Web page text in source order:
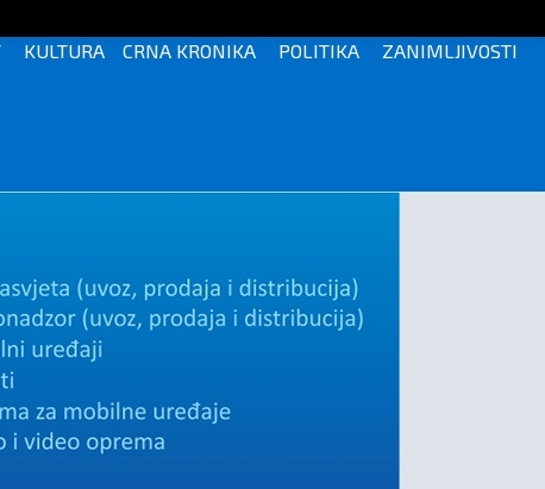
KULTURA CRNA KRONIKA POLITIKA ZANIMLJIVOSTI